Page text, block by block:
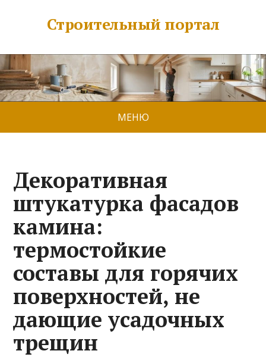
Строительный портал
МЕНЮ
Декоративная
штукатурка фасадов
камина:
термостойкие
составы для горячих
поверхностей, не
дающие усадочных
трещин